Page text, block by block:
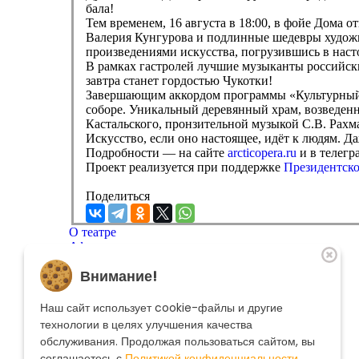
бала!
Тем временем, 16 августа в 18:00, в фойе Дома
Валерия Кунгурова и подлинные шедевры
произведениями искусства, погрузившись в
В рамках гастролей лучшие музыканты
завтра станет гордостью Чукотки!
Завершающим аккордом программы
соборе. Уникальный деревянный храм,
Кастальского, пронзительной музыкой С.В.
Искусство, если оно настоящее, идёт к людям.
Подробности — на сайте arcticopera.ru и в
Проект реализуется при поддержке
Поделиться
О театре
Афиша
Артисты
Меценатам
Контакты
Касса театра
8 495 250-22-22
Форма поиска
Поиск
Внимание!
Наш сайт использует cookie-файлы и другие
технологии в целях улучшения качества
обслуживания. Продолжая пользоваться сайтом, вы